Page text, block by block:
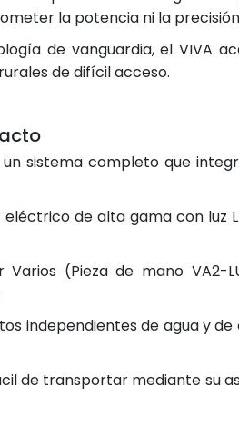
la potencia ni la
de vanguardia, el VIVA
de difícil acceso.
sistema completo que
de alta gama con luz
(Pieza de mano VA2-
independientes de agua y
de transportar mediante su